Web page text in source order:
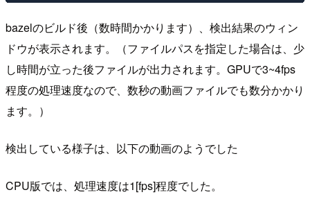
bazelのビルド後（数時間かかります）、検出結果のウィン
ドウが表示されます。（ファイルパスを指定した場合は、少
し時間が立った後ファイルが出力されます。GPUで3~4fps
程度の処理速度なので、数秒の動画ファイルでも数分かかり
ます。）
検出している様子は、以下の動画のようでした
CPU版では、処理速度は1[fps]程度でした。